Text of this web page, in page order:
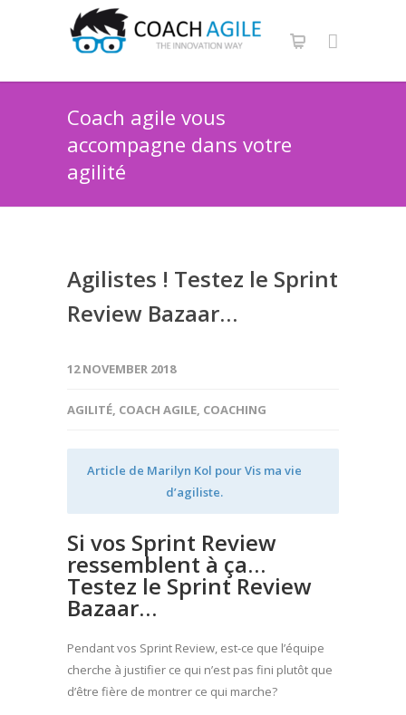
Coach agile vous
accompagne dans votre
agilité
Agilistes ! Testez le Sprint
Review Bazaar…
12 NOVEMBER 2018
AGILITÉ, COACH AGILE, COACHING
Article de Marilyn Kol pourVis ma vie
d’agiliste.
Si vos Sprint Review
ressemblent à ça…
Testez le Sprint Review
Bazaar…
Pendant vos Sprint Review, est-ce que l’équipe
cherche à justifier ce qui n’est pas fini plutôt que
d’être fière de montrer ce qui marche?